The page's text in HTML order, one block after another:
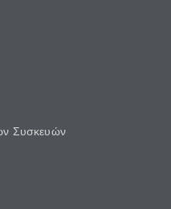
Συσκευών